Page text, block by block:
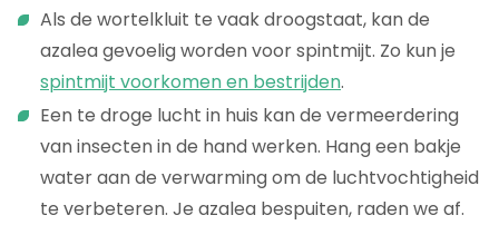
Als de wortelkluit te vaak droogstaat, kan de
azalea gevoelig worden voor spintmijt. Zo kun je
spintmijt voorkomen en bestrijden.
Een te droge lucht in huis kan de vermeerdering
van insecten in de hand werken. Hang een bakje
water aan de verwarming om de luchtvochtigheid
te verbeteren. Je azalea bespuiten, raden we af.